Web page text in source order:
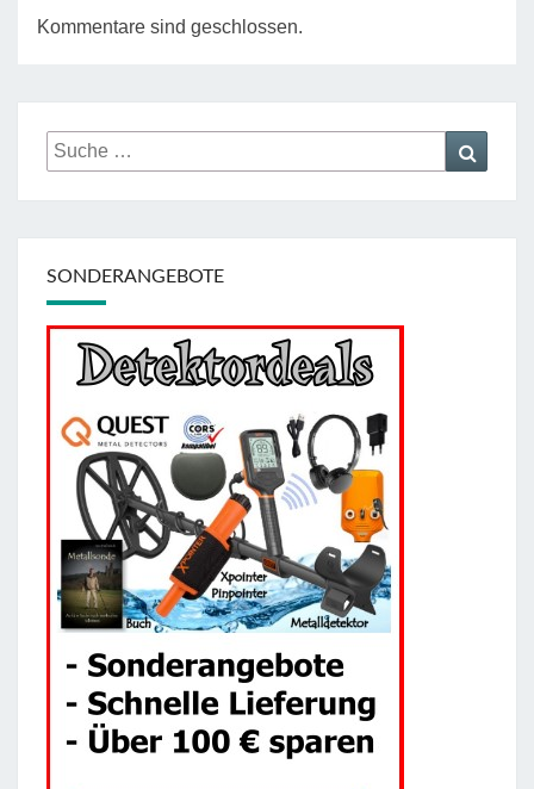
Kommentare sind geschlossen.
Suche
nach:
SONDERANGEBOTE